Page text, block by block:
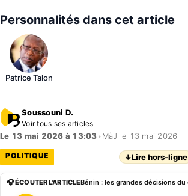
Personnalités dans cet article
Patrice Talon
Soussouni D.
Voir tous ses articles
Le 13 mai 2026 à 13:03• MàJ le 13 mai 2026
POLITIQUE ↓Lire hors-ligne
🎧 ÉCOUTER L'ARTICLE